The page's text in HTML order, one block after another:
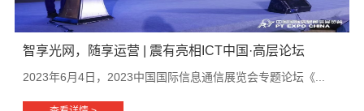
智享光网，随享运营 | 震有亮相ICT中国·高层论坛
2023年6月4日，2023中国国际信息通信展览会专题论坛《...